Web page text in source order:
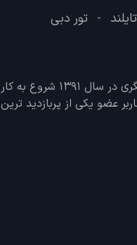
- تور دبی
وب سایت لحظه آخر با هدف ایجاد بانکی جامع در تمامی زمینه های گردشگری در سال 1391 شروع به کار
عضو یکی از پربازدید ترین